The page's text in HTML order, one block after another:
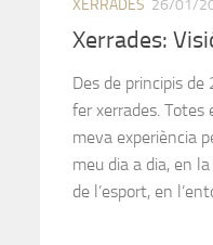
XERRADES 26/01/
Xerrades:
Des de principis
fer xerrades. Totes
meva experiència
meu dia a dia, en
de l’esport, en